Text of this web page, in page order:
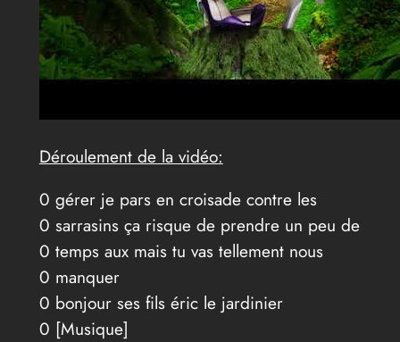
Déroulement de la vidéo:
0 gérer je pars en croisade contre les
0 sarrasins ça risque de prendre un peu de
0 temps aux mais tu vas tellement nous
0 manquer
0 bonjour ses fils éric le jardinier
0 [Musique]